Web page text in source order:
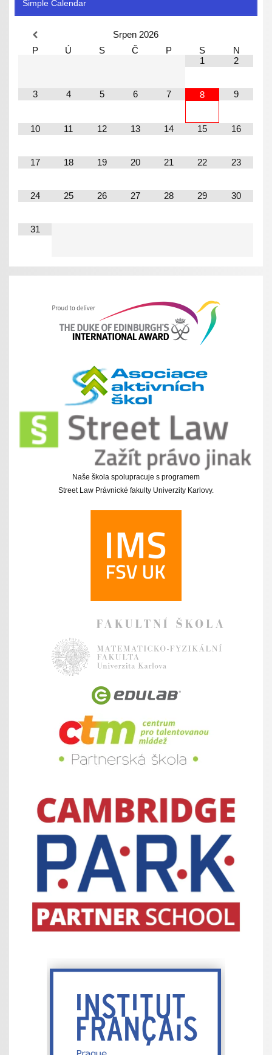
Simple Calendar
Srpen 2026
P
Ú S Č P S
N
1
2
3 4 5 6 7 8 9
10 11 12 13 14 15 16
17 18 19 20 21 22 23
24 25 26 27 28 29 30
31
Naše škola spolupracuje s programem
Street Law Právnické fakulty Univerzity Karlovy.